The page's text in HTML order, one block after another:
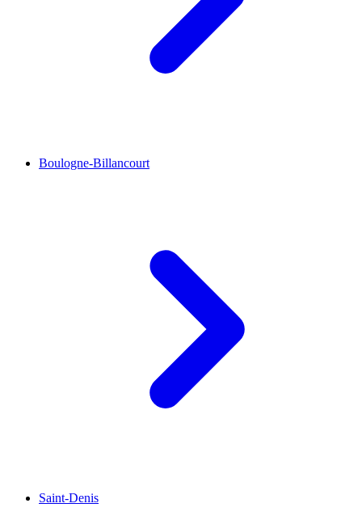
Boulogne-Billancourt
Saint-Denis